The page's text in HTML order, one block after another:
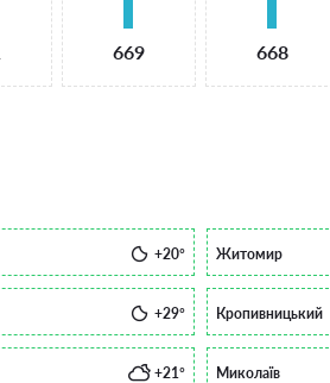
669 668
+20° Житомир
+29° Кропивницький
+21° Миколаїв